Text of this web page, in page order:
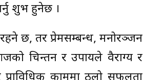
शुभ हुनेछ ।
छ, तर प्रेमसम्बन्ध, मनोरञ्जन
चिन्तन र उपायले वैराग्य र